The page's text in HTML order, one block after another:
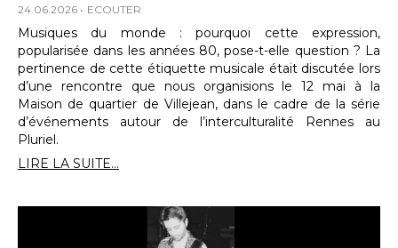
24.06.2026 ECOUTER
Musiques du monde : pourquoi cette expression,
popularisée dans les années 80, pose-t-elle question ? La
pertinence de cette étiquette musicale était discutée lors
d’une rencontre que nous organisions le 12 mai à la
Maison de quartier de Villejean, dans le cadre de la série
d’événements autour de l’interculturalité Rennes au
Pluriel.
LIRE LA SUITE...